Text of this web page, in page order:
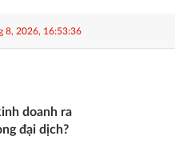
khuyến nghị cổ phiếu ROS
8, 2026, 16:53:37
doanh ra
đại dịch?